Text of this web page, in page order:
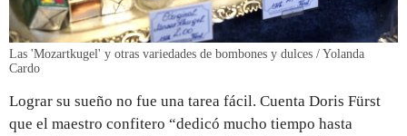
Las 'Mozartkugel' y otras variedades de bombones y dulces / Yolanda
Cardo
Lograr su sueño no fue una tarea fácil. Cuenta Doris Fürst
que el maestro confitero “dedicó mucho tiempo hasta